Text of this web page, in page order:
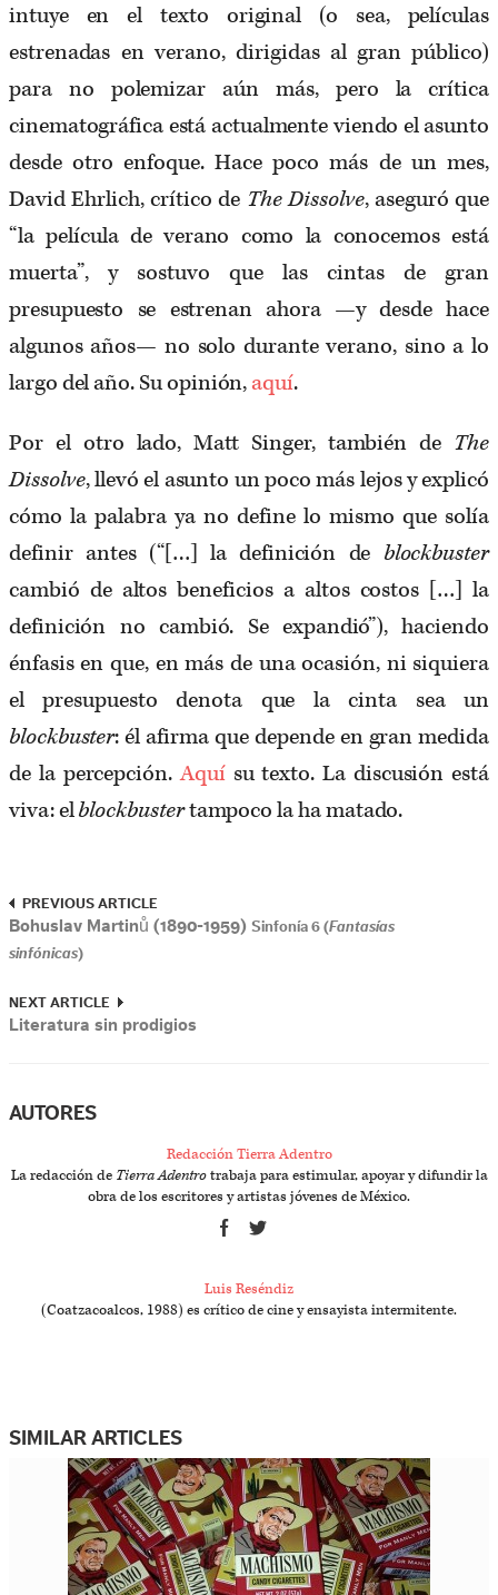
intuye en el texto original (o sea, películas
estrenadas en verano, dirigidas al gran público)
para no polemizar aún más, pero la crítica
cinematográfica está actualmente viendo el asunto
desde otro enfoque. Hace poco más de un mes,
David Ehrlich, crítico de The Dissolve, aseguró que
“la película de verano como la conocemos está
muerta”, y sostuvo que las cintas de gran
presupuesto se estrenan ahora —y desde hace
algunos años— no solo durante verano, sino a lo
largo del año. Su opinión,aquí.
Por el otro lado, Matt Singer, también de The
Dissolve, llevó el asunto un poco más lejos y explicó
cómo la palabra ya no define lo mismo que solía
definir antes (“[…] la definición de blockbuster
cambió de altos beneficios a altos costos […] la
definición no cambió. Se expandió”), haciendo
énfasis en que, en más de una ocasión, ni siquiera
el presupuesto denota que la cinta sea un
blockbuster: él afirma que depende en gran medida
de la percepción.Aquísu texto. La discusión está
viva: elblockbustertampoco la ha matado.
PREVIOUS ARTICLE
Bohuslav Martinů (1890-1959) Sinfonía 6 (Fantasías
sinfónicas)
NEXT ARTICLE
Literatura sin prodigios
AUTORES
Redacción Tierra Adentro
La redacción de Tierra Adentrotrabaja para estimular, apoyar y difundir la
obra de los escritores y artistas jóvenes de México.
Luis Reséndiz
(Coatzacoalcos, 1988) es crítico de cine y ensayista intermitente.
SIMILAR ARTICLES